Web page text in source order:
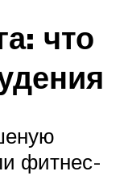
что
фитнес-